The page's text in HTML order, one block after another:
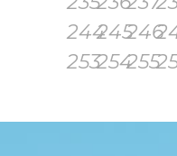
244245246
253254255